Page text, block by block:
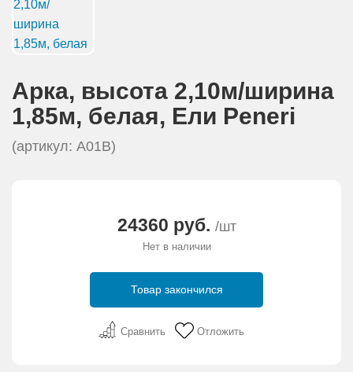
Арка, высота 2,10м/ширина
1,85м, белая, Eли Peneri
(артикул: А01В)
24360 руб. /шт
Нет в наличии
Товар закончился
Сравнить Отложить
РЕКВИЗИТЫ
О КОМПАНИИ
СЕРТИФИКАТЫ